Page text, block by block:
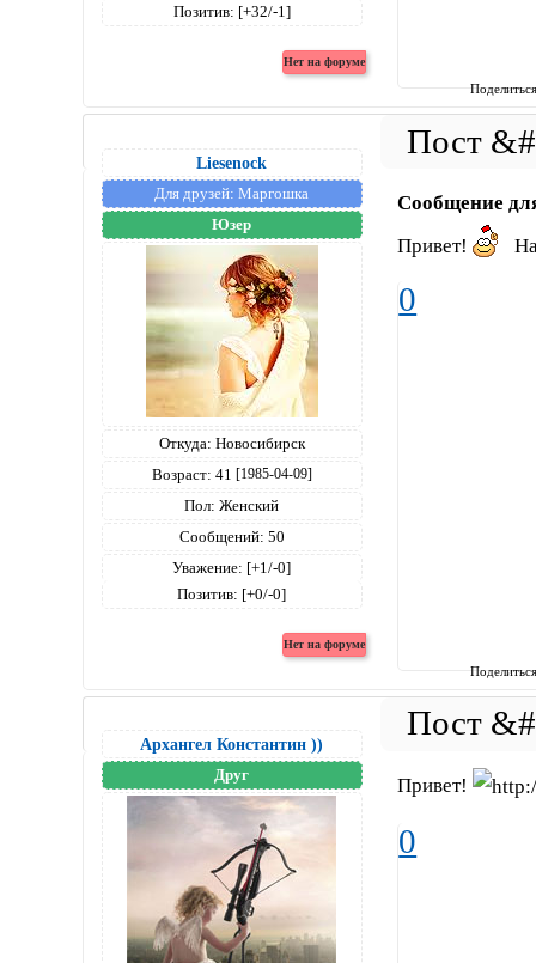
Позитив: [+32/-1]
Liesenock
Для друзей: Маргошка
Юзер
Откуда: Новосибирск
Возраст: 41 [1985-04-09]
Пол: Женский
Сообщений: 50
Уважение: [+1/-0]
Позитив: [+0/-0]
Сообщение
Привет!
0
Архангел Константин ))
Друг Привет!
0